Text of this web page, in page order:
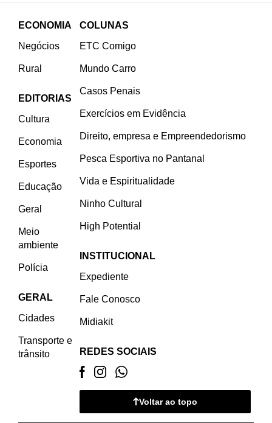
ECONOMIA
Negócios
Rural
EDITORIAS
Cultura
Economia
Esportes
Educação
Geral
Meio
ambiente
Polícia
GERAL
Cidades
Transporte e
trânsito
COLUNAS
ETC Comigo
Mundo Carro
Casos Penais
Exercícios em Evidência
Direito, empresa e Empreendedorismo
Pesca Esportiva no Pantanal
Vida e Espiritualidade
Ninho Cultural
High Potential
INSTITUCIONAL
Expediente
Fale Conosco
Midiakit
REDES SOCIAIS
Voltar ao topo